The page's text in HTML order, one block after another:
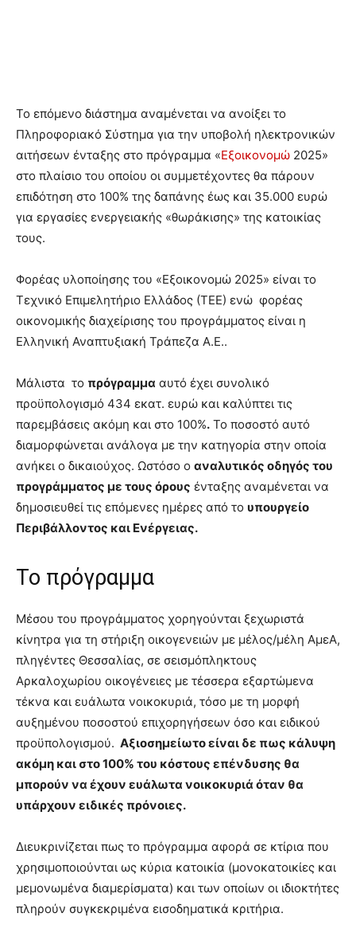
Το επόμενο διάστημα αναμένεται να ανοίξει το
Πληροφοριακό Σύστημα για την υποβολή ηλεκτρονικών
αιτήσεων ένταξης στο πρόγραμμα «Εξοικονομώ 2025»
στο πλαίσιο του οποίου οι συμμετέχοντες θα πάρουν
επιδότηση στο 100% της δαπάνης έως και 35.000 ευρώ
για εργασίες ενεργειακής «θωράκισης» της κατοικίας
τους.
Φορέας υλοποίησης του «Εξοικονομώ 2025» είναι το
Τεχνικό Επιμελητήριο Ελλάδος (ΤΕΕ) ενώ φορέας
οικονομικής διαχείρισης του προγράμματος είναι η
Ελληνική Αναπτυξιακή Τράπεζα Α.Ε..
Μάλιστα το πρόγραμμα αυτό έχει συνολικό
προϋπολογισμό 434 εκατ. ευρώ και καλύπτει τις
παρεμβάσεις ακόμη και στο 100%. Το ποσοστό αυτό
διαμορφώνεται ανάλογα με την κατηγορία στην οποία
ανήκει ο δικαιούχος. Ωστόσο ο αναλυτικός οδηγός του
προγράμματος με τους όρους ένταξης αναμένεται να
δημοσιευθεί τις επόμενες ημέρες από το υπουργείο
Περιβάλλοντος και Ενέργειας.
Το πρόγραμμα
Μέσου του προγράμματος χορηγούνται ξεχωριστά
κίνητρα για τη στήριξη οικογενειών με μέλος/μέλη ΑμεΑ,
πληγέντες Θεσσαλίας, σε σεισμόπληκτους
Αρκαλοχωρίου οικογένειες με τέσσερα εξαρτώμενα
τέκνα και ευάλωτα νοικοκυριά, τόσο με τη μορφή
αυξημένου ποσοστού επιχορηγήσεων όσο και ειδικού
προϋπολογισμού. Αξιοσημείωτο είναι δε πως κάλυψη
ακόμη και στο 100% του κόστους επένδυσης θα
μπορούν να έχουν ευάλωτα νοικοκυριά όταν θα
υπάρχουν ειδικές πρόνοιες.
Διευκρινίζεται πως το πρόγραμμα αφορά σε κτίρια που
χρησιμοποιούνται ως κύρια κατοικία (μονοκατοικίες και
μεμονωμένα διαμερίσματα) και των οποίων οι ιδιοκτήτες
πληρούν συγκεκριμένα εισοδηματικά κριτήρια.